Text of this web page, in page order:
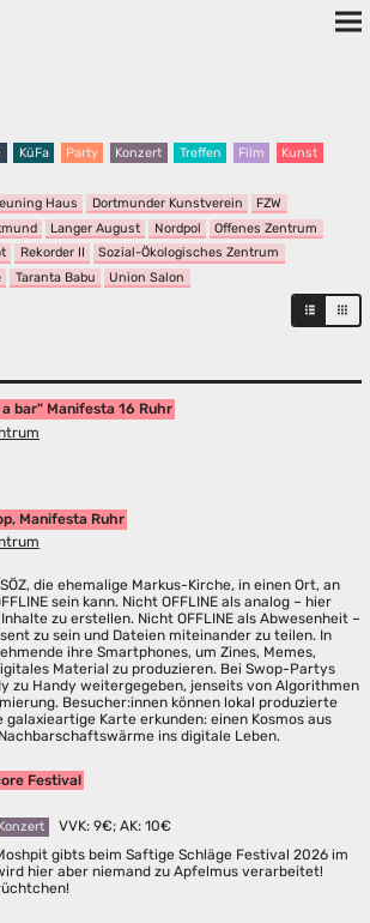
KüFa Party Konzert Treffen Film
Kunst
Haus Dortmunder Kunstverein
FZW
Langer August Nordpol
Offenes Zentrum
Rekorder II
Sozial-Ökologisches Zentrum
Taranta Babu Union Salon
bar" Manifesta 16 Ruhr
Manifesta Ruhr
die ehemalige Markus-Kirche, in einen Ort, an
sein kann. Nicht OFFLINE als analog – hier
zu erstellen. Nicht OFFLINE als Abwesenheit –
zu sein und Dateien miteinander zu teilen. In
ihre Smartphones, um Zines, Memes,
Material zu produzieren. Bei Swop-Partys
zu Handy weitergegeben, jenseits von Algorithmen
Besucher:innen können lokal produzierte
Karte erkunden: einen Kosmos aus
ins digitale Leben.
Festival
Konzert
VVK: 9€; AK: 10€
gibts beim Saftige Schläge Festival 2026 im
hier aber niemand zu Apfelmus verarbeitet!